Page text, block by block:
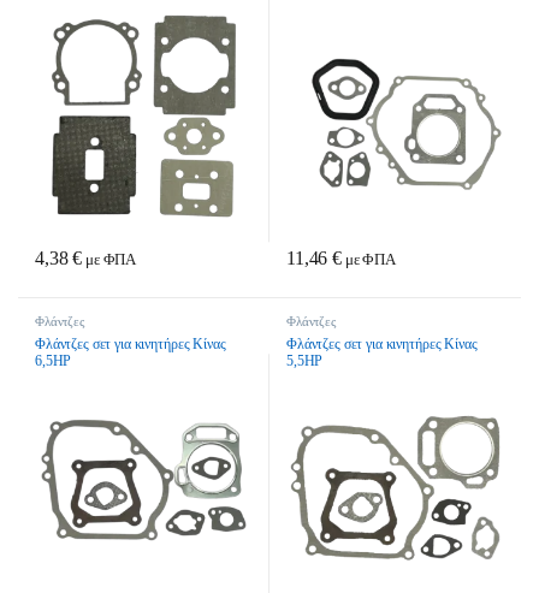
4,38€ με ΦΠΑ 11,46€ με ΦΠΑ
Φλάντζες
Φλάντζες σετ για κινητήρες Κίνας
6,5HP
Φλάντζες
Φλάντζες σετ για κινητήρες Κίνας
5,5HP